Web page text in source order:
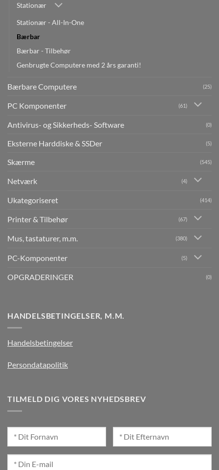
Stationær
Stationær - All-In-One
Bærbar
Bærbar - Tilbehør
Genbrugte Computere med 2 års garanti!
Bærbare Computere (25)
PC Komponenter (61)
Antivirus- og Sikkerheds- Software (0)
Eksterne Harddiske & SSDer (5)
Skærme (545)
Netværk (4)
Ukategoriseret (414)
Printer & Tilbehør (67)
Mus, tastaturer, m.m. (380)
PC-Komponenter (5)
OPGRADERINGER (0)
HANDELSBETINGELSER, M.M.
Handelsbetingelser
Persondatapolitik
TILMELD DIG VORES NYHEDSBREV